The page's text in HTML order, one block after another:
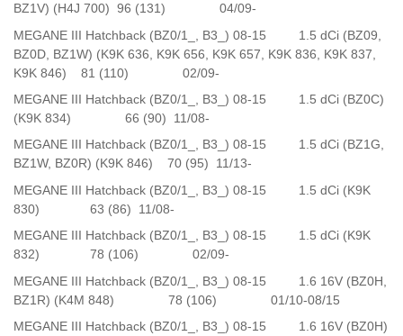
BZ1V) (H4J 700) 96 (131) 04/09-
MEGANE III Hatchback (BZ0/1_, B3_) 08-15 1.5 dCi (BZ09,
BZ0D, BZ1W) (K9K 636, K9K 656, K9K 657, K9K 836, K9K 837,
K9K 846) 81 (110) 02/09-
MEGANE III Hatchback (BZ0/1_, B3_) 08-15 1.5 dCi (BZ0C)
(K9K 834) 66 (90) 11/08-
MEGANE III Hatchback (BZ0/1_, B3_) 08-15 1.5 dCi (BZ1G,
BZ1W, BZ0R) (K9K 846) 70 (95) 11/13-
MEGANE III Hatchback (BZ0/1_, B3_) 08-15 1.5 dCi (K9K
830) 63 (86) 11/08-
MEGANE III Hatchback (BZ0/1_, B3_) 08-15 1.5 dCi (K9K
832) 78 (106) 02/09-
MEGANE III Hatchback (BZ0/1_, B3_) 08-15 1.6 16V (BZ0H,
BZ1R) (K4M 848) 78 (106) 01/10-08/15
MEGANE III Hatchback (BZ0/1_, B3_) 08-15 1.6 16V (BZ0H)